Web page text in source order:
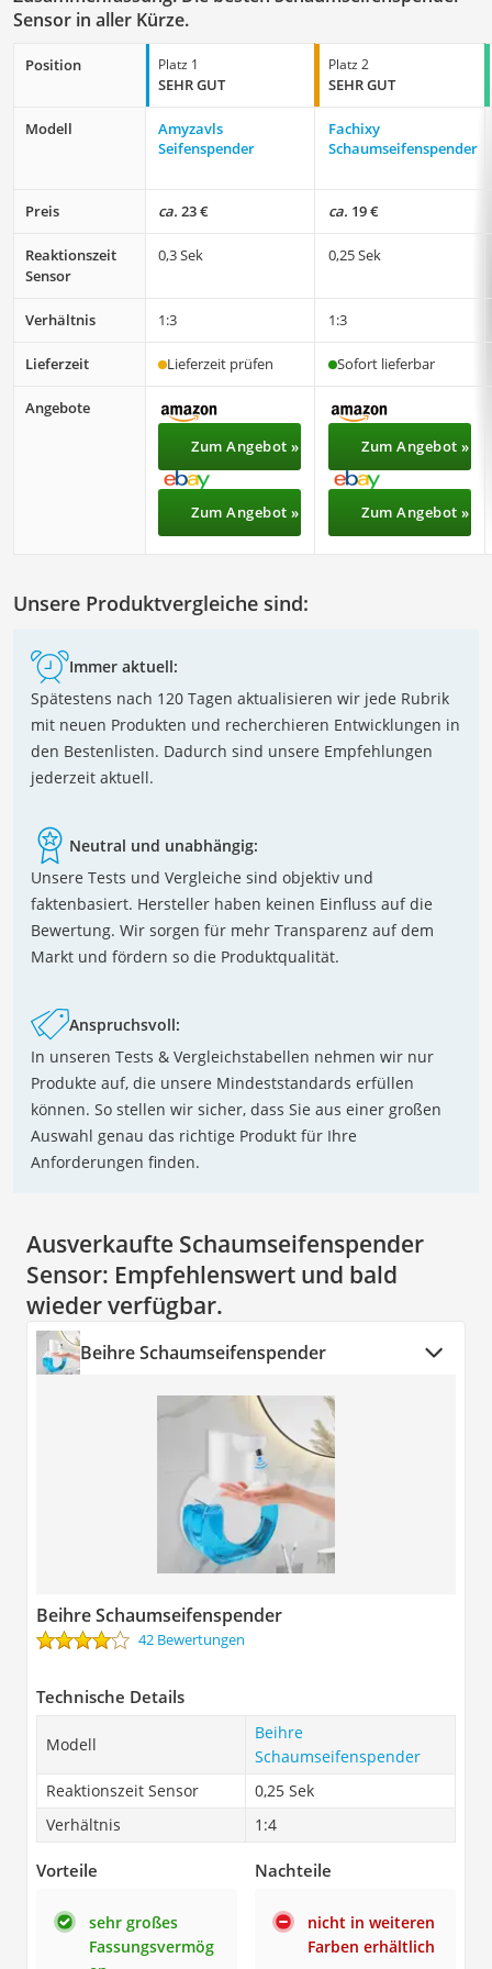
Sensor in aller Kürze.
Position Platz 1
SEHR GUT
Platz 2
SEHR GUT
Modell
Amyzavls
Seifenspender
Fachixy
Schaumseifenspender
Preis ca. 23 € ca. 19 €
Reaktionszeit
Sensor
0,3 Sek 0,25 Sek
Verhältnis 1:3 1:3
Lieferzeit Lieferzeit prüfen Sofort lieferbar
Angebote
Zum Angebot »
Zum Angebot »
Zum Angebot »
Zum Angebot »
Unsere Produktvergleiche sind:
Immer aktuell:
Spätestens nach 120 Tagen aktualisieren wir jede Rubrik
mit neuen Produkten und recherchieren Entwicklungen in
den Bestenlisten. Dadurch sind unsere Empfehlungen
jederzeit aktuell.
Neutral und unabhängig:
Unsere Tests und Vergleiche sind objektiv und
faktenbasiert. Hersteller haben keinen Einfluss auf die
Bewertung. Wir sorgen für mehr Transparenz auf dem
Markt und fördern so die Produktqualität.
Anspruchsvoll:
In unseren Tests & Vergleichstabellen nehmen wir nur
Produkte auf, die unsere Mindeststandards erfüllen
können. So stellen wir sicher, dass Sie aus einer großen
Auswahl genau das richtige Produkt für Ihre
Anforderungen finden.
Ausverkaufte Schaumseifenspender
Sensor: Empfehlenswert und bald
wieder verfügbar.
Beihre Schaumseifenspender
Beihre Schaumseifenspender
42 Bewertungen
Technische Details
Modell
Beihre
Schaumseifenspender
Reaktionszeit Sensor
0,25 Sek
Verhältnis
1:4
Vorteile
sehr großes
Fassungsvermög
Nachteile
nicht in weiteren
Farben erhältlich